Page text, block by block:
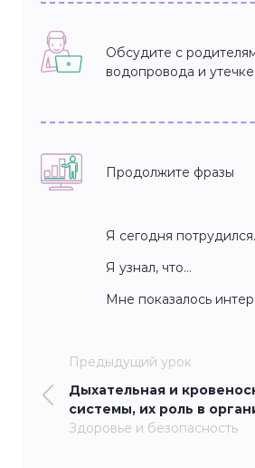
Обсудите с
водопровода и утечке
Продолжите фразы
Я сегодня
Я узнал, что…
Мне показалось
Предыдущий урок
Дыхательная и
системы, их роль в
Здоровье и безопасность